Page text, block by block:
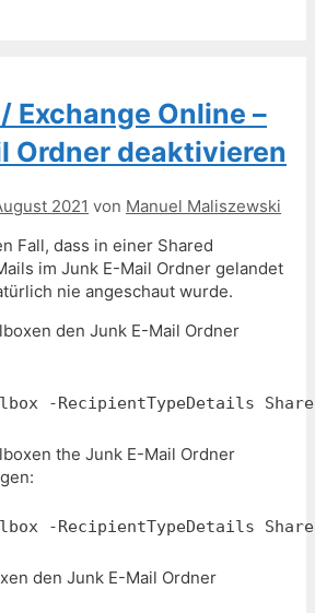
Exchange Online –
Ordner deaktivieren
2021 von Manuel Maliszewski
Fall, dass in einer Shared
im Junk E-Mail Ordner gelandet
nie angeschaut wurde.
den Junk E-Mail Ordner
the Junk E-Mail Ordner
-RecipientTypeDetails
den Junk E-Mail Ordner